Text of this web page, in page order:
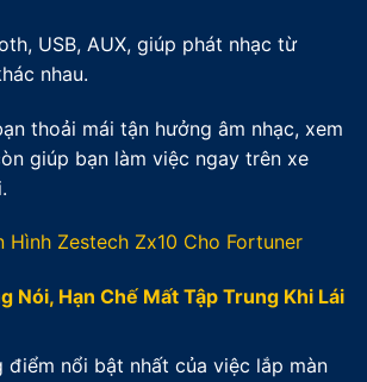
USB, AUX, giúp phát nhạc từ
nhau.
thoải mái tận hưởng âm nhạc, xem
giúp bạn làm việc ngay trên xe
Hình Zestech Zx10 Cho Fortuner
Nói, Hạn Chế Mất Tập Trung Khi Lái
điểm nổi bật nhất của việc lắp màn